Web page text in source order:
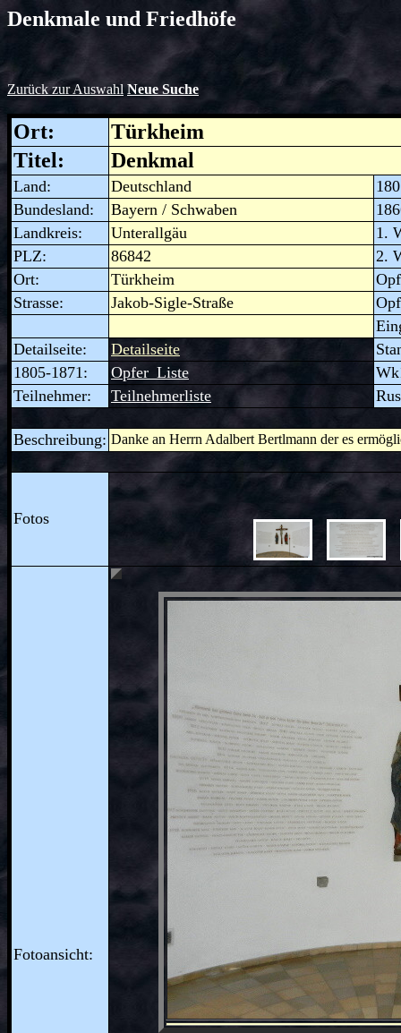
Denkmale und Friedhöfe
Zurück zur Auswahl Neue Suche
Ort:
Türkheim
Titel:
Denkmal
Land: Deutschland
Bundesland:
Bayern / Schwaben
Landkreis:
Unterallgäu
1.
PLZ:
86842
2.
Ort:
Türkheim
Strasse:
Jakob-Sigle-Straße
Detailseite: Detailseite
1805-1871 : Opfer_Liste
Teilnehmer: Teilnehmerliste
Beschreibung: Danke an Herrn Adalbert Bertlmann der es
Fotos
Fotoansicht: